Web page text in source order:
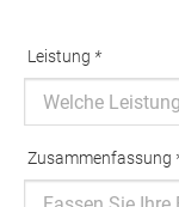
Leistung *
Ausfüllen
Zusammenfassung
Ausfüllen